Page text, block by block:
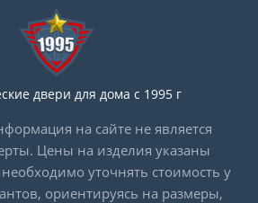
двери для дома с 1995 г
на сайте не является
Цены на изделия указаны
уточнять стоимость у
ориентируясь на размеры,